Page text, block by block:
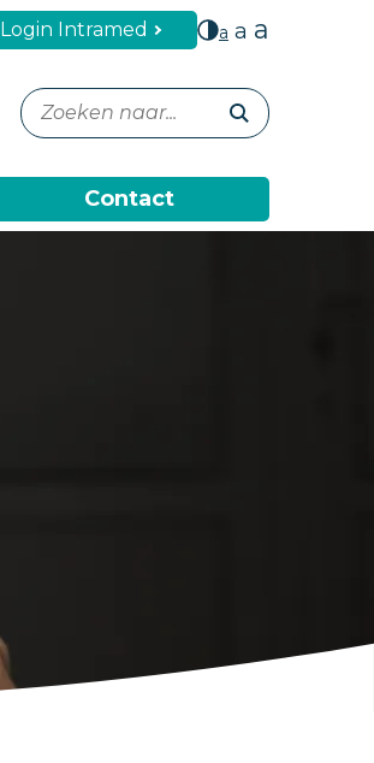
Login Intramed a a a
Contact